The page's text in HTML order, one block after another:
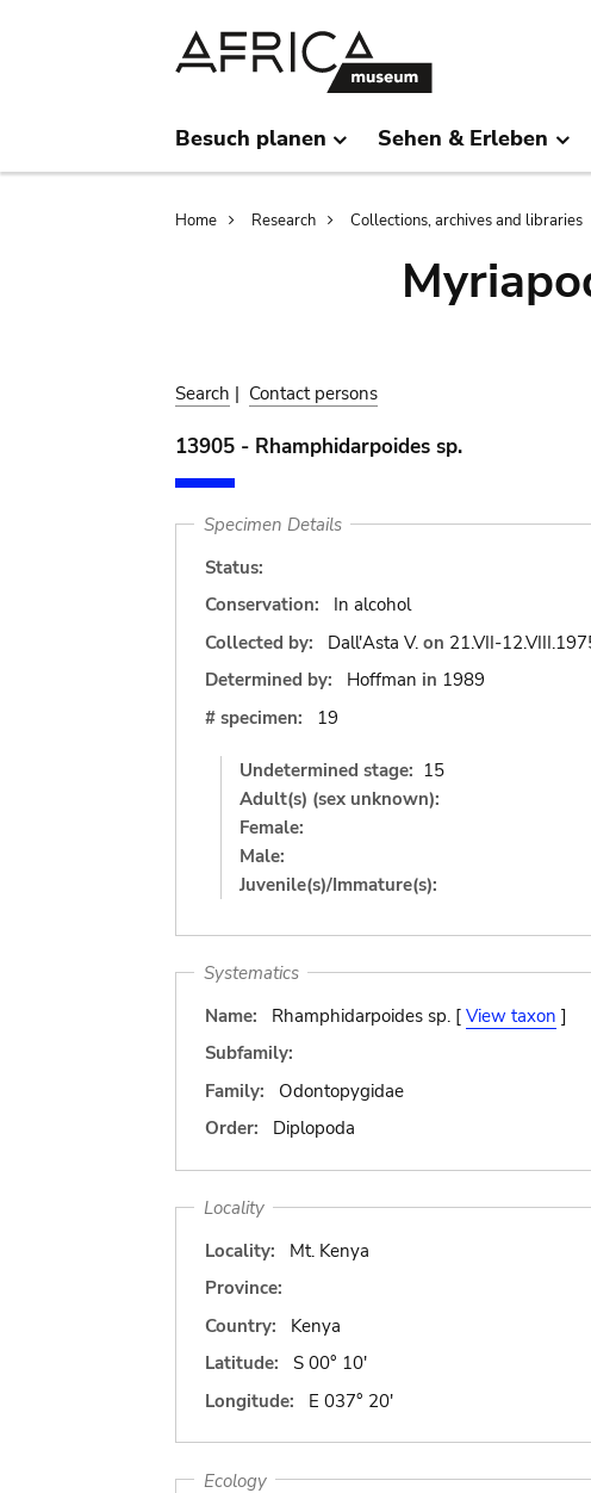
Besuch planen Sehen & Erleben
Breadcrumb
Home Research Collections, archives and libraries
Search | Contact persons
13905 - Rhamphidarpoides sp.
Specimen Details
Status:
Conservation:
In alcohol
Collected by:
Dall'Asta V. on 21.VII-
Determined by:
Hoffman in 1989
# specimen:
19
Undetermined stage: 15
Adult(s) (sex unknown):
Female:
Male:
Juvenile(s)/Immature(s):
Systematics
Name:
Rhamphidarpoides sp. [ View taxon ]
Subfamily:
Family:
Odontopygidae
Order:
Diplopoda
Locality
Locality:
Mt. Kenya
Province:
Country:
Kenya
Latitude:
S 00° 10'
Longitude:
E 037° 20'
Ecology